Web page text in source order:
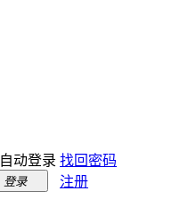
自动登录 找回密码
登录 注册